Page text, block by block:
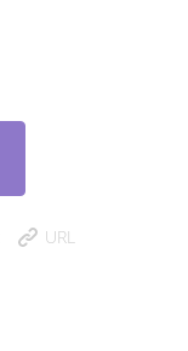
URL